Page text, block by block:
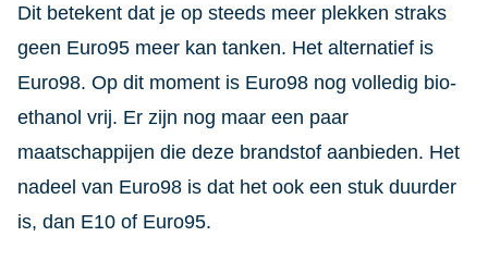
Dit betekent dat je op steeds meer plekken straks
geen Euro95 meer kan tanken. Het alternatief is
Euro98. Op dit moment is Euro98 nog volledig bio-
ethanol vrij. Er zijn nog maar een paar
maatschappijen die deze brandstof aanbieden. Het
nadeel van Euro98 is dat het ook een stuk duurder
is, dan E10 of Euro95.